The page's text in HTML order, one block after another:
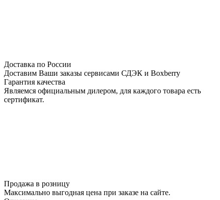
Доставка по России
Доставим Ваши заказы сервисами СДЭК и Boxberry
Гарантия качества
Являемся официальным дилером, для каждого товара есть
сертификат.
Продажа в розницу
Максимально выгодная цена при заказе на сайте.